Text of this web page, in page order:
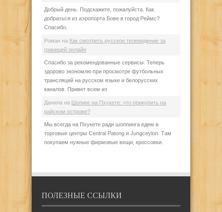
Добрый день. Подскажите, пожалуйста. Как
добраться из аэропорта Бове в город Реймс?
Спасибо.
Роман на Как смотреть русское телевидение за
границей онлайн
Спасибо за рекомендованные сервисы. Теперь
здорово экономлю при просмотре футбольных
трансляций на русском языке и белорусских
каналов. Привет всем из
Данила на Шопинг на Пхукете: что прикупить на
райском острове?
Мы всегда на Пхукете ради шоппинга едем в
торговые центры Central Patong и Jungceylon. Там
покупаем нужные фирмовые вещи, кроссовки.
ПОЛЕЗНЫЕ ССЫЛКИ